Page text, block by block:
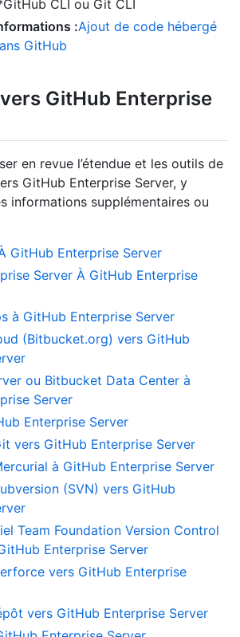
CLI ou Git CLI
:Ajout de code hébergé
GitHub
GitHub Enterprise
en revue l’étendue et les outils de
GitHub Enterprise Server, y
informations supplémentaires ou
GitHub Enterprise Server
Server À GitHub Enterprise
à GitHub Enterprise Server
(Bitbucket.org) vers GitHub
ou Bitbucket Data Center à
Server
Enterprise Server
vers GitHub Enterprise Server
à GitHub Enterprise Server
(SVN) vers GitHub
Team Foundation Version Control
Enterprise Server
vers GitHub Enterprise
vers GitHub Enterprise Server